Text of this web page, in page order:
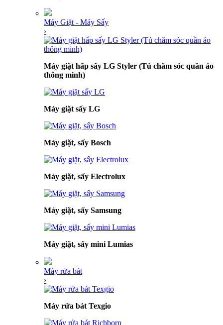
Máy Giặt - Máy Sấy
›
Máy giặt hấp sấy LG Styler (Tủ chăm sóc quần áo
thông minh)
Máy giặt sấy LG
Máy giặt, sấy Bosch
Máy giặt, sấy Electrolux
Máy giặt, sấy Samsung
Máy giặt, sấy mini Lumias
Máy rửa bát
›
Máy rửa bát Texgio